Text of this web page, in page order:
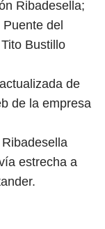
Ribadesella;
del
Bustillo
de
de la empresa
estrecha a